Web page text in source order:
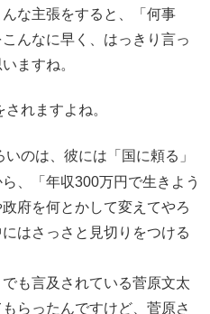
な主張をすると、「何事
んなに早く、はっきり言っ
ますね。
れますよね。
のは、彼には「国に頼る」
、「年収300万円で生きよう
府を何とかして変えてやろ
はさっさと見切りをつける
も言及されている菅原文太
らったんですけど、菅原さ